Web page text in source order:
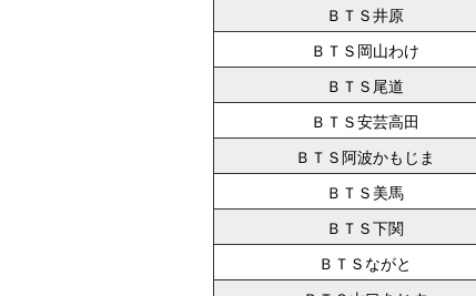
ＢＴＳ井原
ＢＴＳ岡山わけ
ＢＴＳ尾道
ＢＴＳ安芸高田
ＢＴＳ阿波かもじま
ＢＴＳ美馬
ＢＴＳ下関
ＢＴＳながと